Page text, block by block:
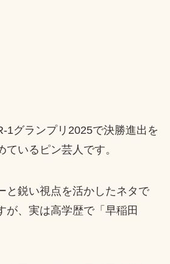
1グランプリ2025で決勝進出を
いるピン芸人です。
と鋭い視点を活かしたネタで
が、実は高学歴で「早稲田